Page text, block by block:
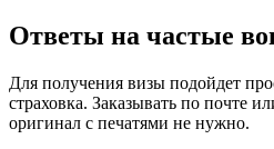
Ответы на частые
Для получения визы подойдет
страховка. Заказывать по почте
оригинал с печатями не нужно.